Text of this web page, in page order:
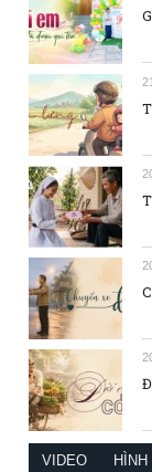
VIDEO HÌNH